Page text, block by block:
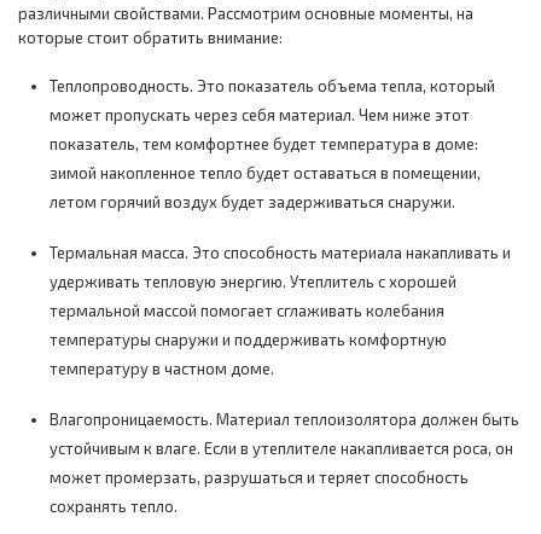
различными свойствами. Рассмотрим основные моменты, на
которые стоит обратить внимание:
Теплопроводность. Это показатель объема тепла, который
может пропускать через себя материал. Чем ниже этот
показатель, тем комфортнее будет температура в доме:
зимой накопленное тепло будет оставаться в помещении,
летом горячий воздух будет задерживаться снаружи.
Термальная масса. Это способность материала накапливать и
удерживать тепловую энергию. Утеплитель с хорошей
термальной массой помогает сглаживать колебания
температуры снаружи и поддерживать комфортную
температуру в частном доме.
Влагопроницаемость. Материал теплоизолятора должен быть
устойчивым к влаге. Если в утеплителе накапливается роса, он
может промерзать, разрушаться и теряет способность
сохранять тепло.